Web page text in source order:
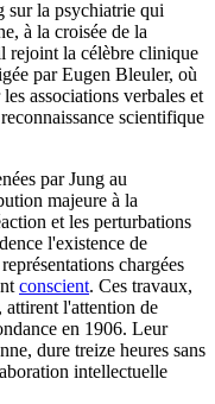
la psychiatrie qui
à la croisée de la
rejoint la célèbre clinique
par Eugen Bleuler, où
associations verbales et
scientifique
par Jung au
majeure à la
et les perturbations
l'existence de
chargées
conscient. Ces travaux,
attirent l'attention de
en 1906. Leur
dure treize heures sans
intellectuelle